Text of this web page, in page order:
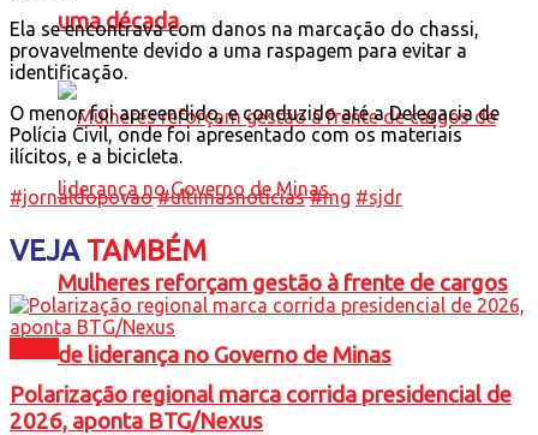
uma década
Mulheres reforçam gestão à frente de cargos
de liderança no Governo de Minas
Ela se encontrava com danos na marcação do chassi,
provavelmente devido a uma raspagem para evitar a
identificação.
O menor foi apreendido, e conduzido até a Delegacia de
Polícia Civil, onde foi apresentado com os materiais
ilícitos, e a bicicleta.
#jornaldopovao #ultimasnoticias #mg #sjdr
VEJATAMBÉM
Polarização regional marca corrida presidencial de
2026, aponta BTG/Nexus